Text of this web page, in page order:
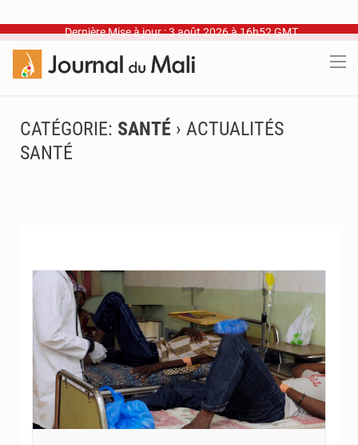
Dernière Mise à jour : 3 août 2026 à 16h52 GMT
CATÉGORIE: SANTÉ › ACTUALITÉS
SANTÉ
© Internet